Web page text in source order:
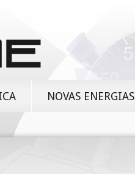
NOVAS ENERGIAS